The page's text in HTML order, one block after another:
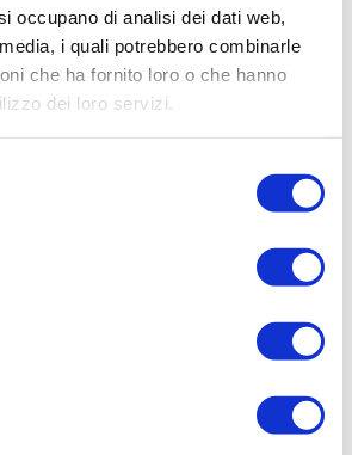
occupano di analisi dei dati web,
i quali potrebbero combinarle
che ha fornito loro o che hanno
dei loro servizi.
del Regolamento Generale
Servizi e Forniture